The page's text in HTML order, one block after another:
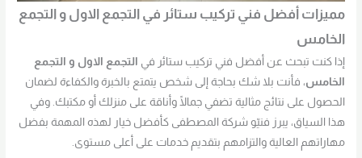
مميزات أفضل فني تركيب ستائر في التجمع الاول و التجمع
الخامس
إذا كنت تبحث عن أفضل فني تركيب ستائر في التجمع الاول و التجمع
الخامس، فأنت بلا شك بحاجة إلى شخص يتمتع بالخبرة والكفاءة لضمان
الحصول على نتائج مثالية تضفي جمالًا وأناقة على منزلك أو مكتبك. وفي
هذا السياق، يبرز فنيّو شركة المصطفى كأفضل خيار لهذه المهمة بفضل
مهاراتهم العالية والتزامهم بتقديم خدمات على أعلى مستوى.